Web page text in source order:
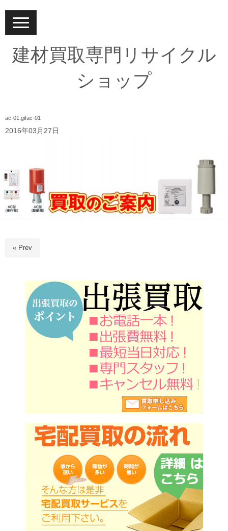
N
a
v
g
a
建材買取専門リサイクル
ショップ
ac-01.gifac-01
2016年03月27日
« Prev